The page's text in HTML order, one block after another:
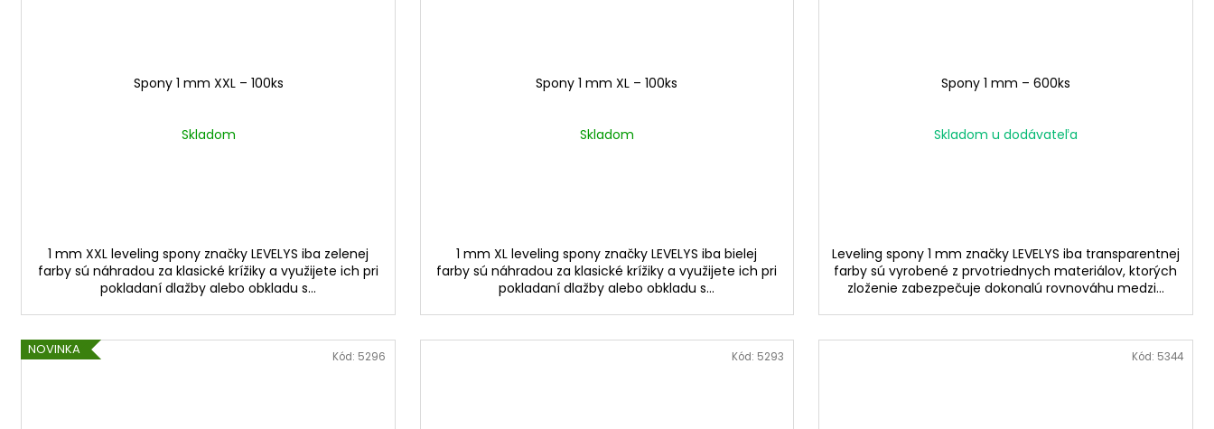
Spony 1 mm XXL – 100ks
Skladom
1 mm XXL leveling spony značky LEVELYS iba zelenej
farby sú náhradou za klasické krížiky a využijete ich pri
pokladaní dlažby alebo obkladu s...
Spony 1 mm XL – 100ks
Skladom
1 mm XL leveling spony značky LEVELYS iba bielej
farby sú náhradou za klasické krížiky a využijete ich pri
pokladaní dlažby alebo obkladu s...
Spony 1 mm – 600ks
Skladom u dodávateľa
Leveling spony 1 mm značky LEVELYS iba transparentnej
farby sú vyrobené z prvotriednych materiálov, ktorých
zloženie zabezpečuje dokonalú rovnováhu medzi...
NOVINKA Kód: 5296 Kód: 5293 Kód: 5344